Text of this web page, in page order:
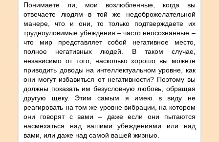
Понимаете ли, мои возлюбленные, когда вы
отвечаете людям в той же недоброжелательной
манере, что и они, то только подтверждаете их
трудноуловимые убеждения – часто неосознанные –
что мир представляет собой негативное место,
полное негативных людей. В таком случае,
независимо от того, насколько хорошо вы можете
приводить доводы на интеллектуальном уровне, как
они могут избавиться от негативности? Поэтому вы
должны показать им безусловную любовь, обращая
другую щеку. Этим самым я имею в виду не
реагировать на том же уровне вибрации, на котором
они говорят с вами – даже если они пытаются
насмехаться над вашими убеждениями или над
вами, или даже над самой вашей жизнью.